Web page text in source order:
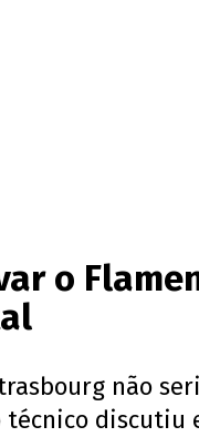
o
não
técnico discutiu